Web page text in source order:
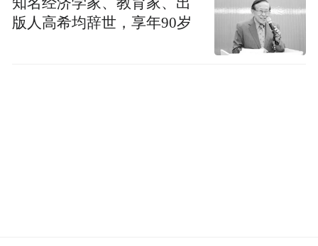
版人高希均辞世，享年90岁